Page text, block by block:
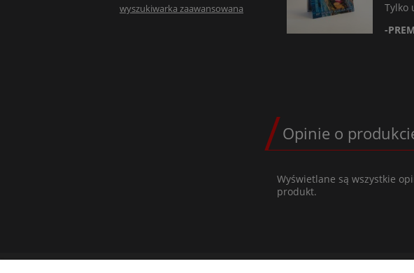
wyszukiwarka zaawansowana
Tylko
-
Opinie o
Wyświetlane są wszystkie
produkt.